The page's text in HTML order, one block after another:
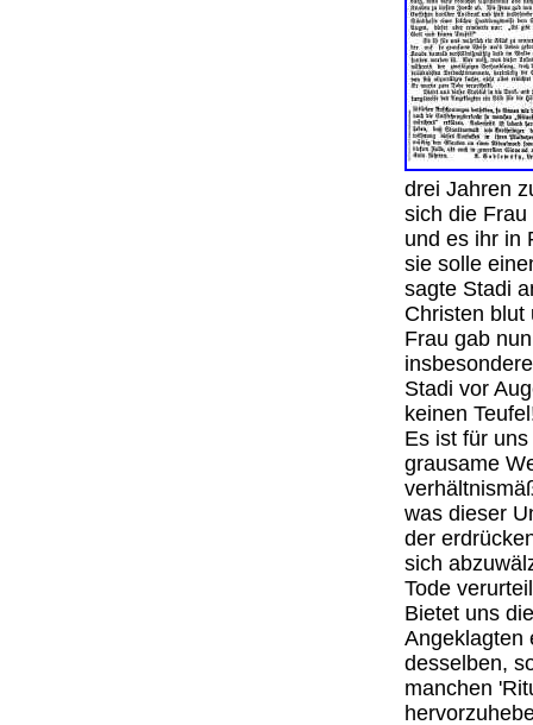
drei Jahren
sich die
und es ihr in
sie solle
sagte Stadi
Christen blut
Frau gab
Stadi vor
keinen
Es ist für
grausame
was dieser
der
sich
Tode
Bietet uns
Angeklagten
desselben,
manchen